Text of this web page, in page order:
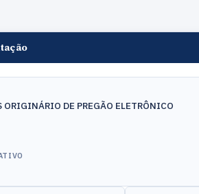
ORIGINÁRIO DE PREGÃO ELETRÔNICO